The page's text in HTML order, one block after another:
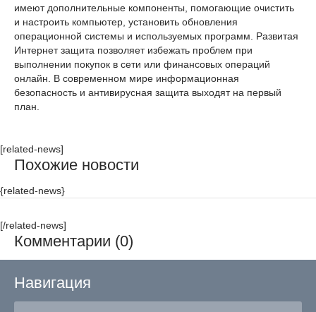
имеют дополнительные компоненты, помогающие очистить
и настроить компьютер, установить обновления
операционной системы и используемых программ. Развитая
Интернет защита позволяет избежать проблем при
выполнении покупок в сети или финансовых операций
онлайн. В современном мире информационная
безопасность и антивирусная защита выходят на первый
план.
[related-news]
Похожие новости
{related-news}
[/related-news]
Комментарии (0)
Навигация